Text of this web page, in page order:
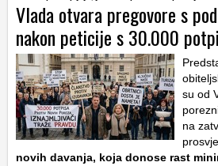
Vlada otvara pregovore s
nakon peticije s 30.000
su od
na
novih davanja, koja donose rast